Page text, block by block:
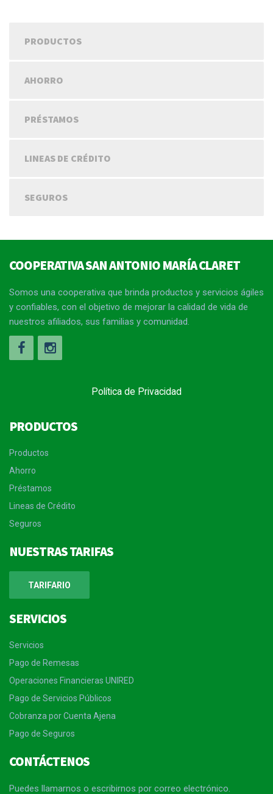
PRODUCTOS
AHORRO
PRÉSTAMOS
LINEAS DE CRÉDITO
SEGUROS
COOPERATIVA SAN ANTONIO MARÍA CLARET
Somos una cooperativa que brinda productos y servicios ágiles
y confiables, con el objetivo de mejorar la calidad de vida de
nuestros afiliados, sus familias y comunidad.
Política de Privacidad
PRODUCTOS
Productos
Ahorro
Préstamos
Lineas de Crédito
Seguros
NUESTRAS TARIFAS
TARIFARIO
SERVICIOS
Servicios
Pago de Remesas
Operaciones Financieras UNIRED
Pago de Servicios Públicos
Cobranza por Cuenta Ajena
Pago de Seguros
CONTÁCTENOS
Puedes llamarnos o escribirnos por correo electrónico.